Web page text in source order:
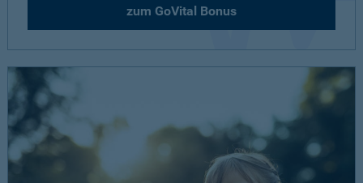
zum GoVital Bonus